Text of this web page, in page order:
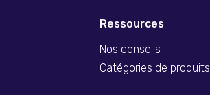
Ressources
Nos conseils
Catégories de produits